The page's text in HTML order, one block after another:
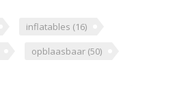
inflatables (16)
opblaasbaar (50)